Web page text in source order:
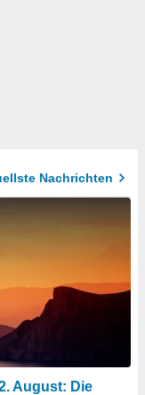
Nachrichten
August: Die